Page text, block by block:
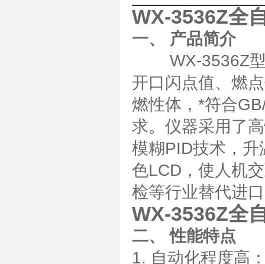
WX-3536Z全
一、 产品简介
WX-3536Z型
开口闪点值、燃
燃性体，*符合
求。仪器采用了
模糊PID技术，
色LCD，使人机
检等行业替代进
WX-3536Z全
二、 性能特点
1. 自动化程度高